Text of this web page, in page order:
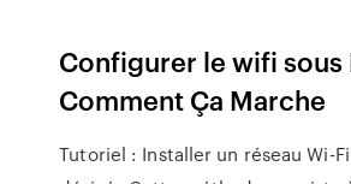
Configurer le wifi sous
Comment Ça Marche
Tutoriel : Installer un réseau Wi-